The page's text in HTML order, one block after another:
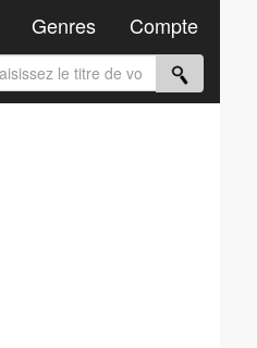
Genres Compte